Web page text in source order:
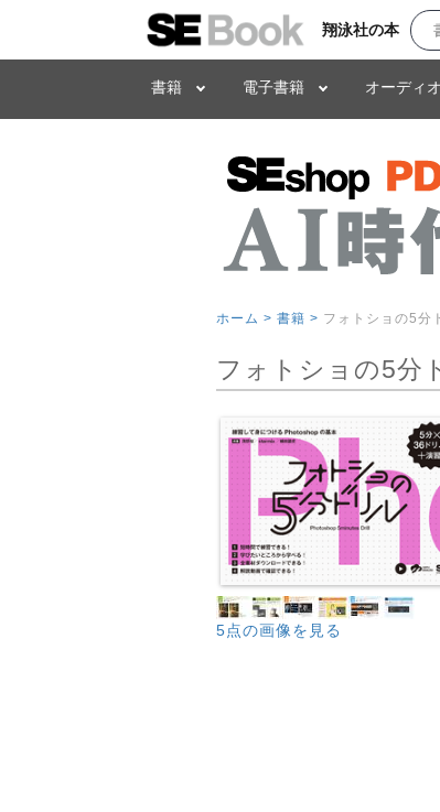
翔泳社の本
書籍 電子書籍 オーディ
ホーム > 書籍 > フォトショの5分
フォトショの5分
5点の画像を見る